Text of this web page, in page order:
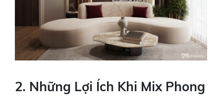
2. Những Lợi Ích Khi Mix Phong